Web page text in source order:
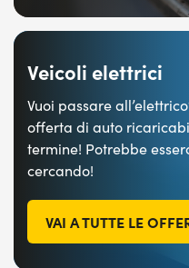
Veicoli elettrici
Vuoi passare
offerta di auto
termine! Potrebbe
cercando!
VAI A TUTTE LE